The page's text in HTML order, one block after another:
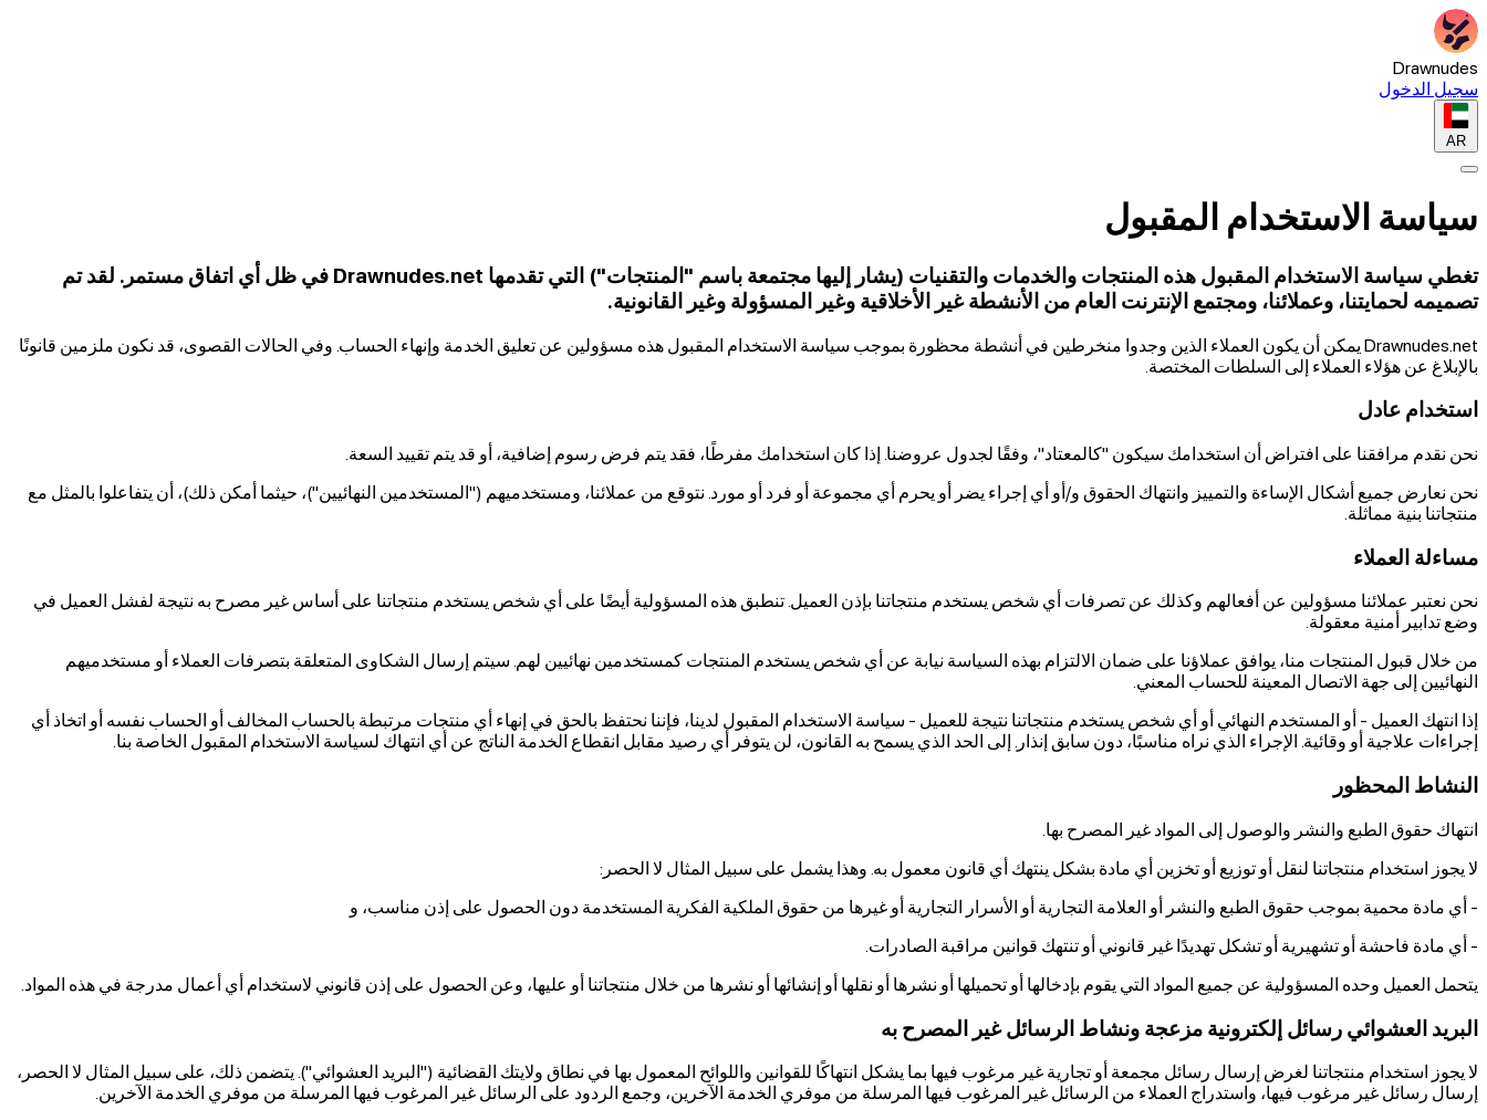
Drawnudes
سجيل الدخول
AR
سياسة الاستخدام المقبول
تغطي سياسة الاستخدام المقبول هذه المنتجات والخدمات والتقنيات (يشار إليها مجتمعة باسم "المنتجات") التي تقدمها Drawnudes.net في ظل أي اتفاق مستمر. لقد تم
تصميمه لحمايتنا، وعملائنا، ومجتمع الإنترنت العام من الأنشطة غير الأخلاقية وغير المسؤولة وغير القانونية.
Drawnudes.net يمكن أن يكون العملاء الذين وجدوا منخرطين في أنشطة محظورة بموجب سياسة الاستخدام المقبول هذه مسؤولين عن تعليق الخدمة وإنهاء الحساب. وفي الحالات القصوى، قد نكون ملزمين قانونًا
بالإبلاغ عن هؤلاء العملاء إلى السلطات المختصة.
استخدام عادل
نحن نقدم مرافقنا على افتراض أن استخدامك سيكون "كالمعتاد"، وفقًا لجدول عروضنا. إذا كان استخدامك مفرطًا، فقد يتم فرض رسوم إضافية، أو قد يتم تقييد السعة.
نحن نعارض جميع أشكال الإساءة والتمييز وانتهاك الحقوق و/أو أي إجراء يضر أو يحرم أي مجموعة أو فرد أو مورد. نتوقع من عملائنا، ومستخدميهم ("المستخدمين النهائيين")، حيثما أمكن ذلك)، أن يتفاعلوا بالمثل مع
منتجاتنا بنية مماثلة.
مساءلة العملاء
نحن نعتبر عملائنا مسؤولين عن أفعالهم وكذلك عن تصرفات أي شخص يستخدم منتجاتنا بإذن العميل. تنطبق هذه المسؤولية أيضًا على أي شخص يستخدم منتجاتنا على أساس غير مصرح به نتيجة لفشل العميل في
وضع تدابير أمنية معقولة.
من خلال قبول المنتجات منا، يوافق عملاؤنا على ضمان الالتزام بهذه السياسة نيابة عن أي شخص يستخدم المنتجات كمستخدمين نهائيين لهم. سيتم إرسال الشكاوى المتعلقة بتصرفات العملاء أو مستخدميهم
النهائيين إلى جهة الاتصال المعينة للحساب المعني.
إذا انتهك العميل - أو المستخدم النهائي أو أي شخص يستخدم منتجاتنا نتيجة للعميل - سياسة الاستخدام المقبول لدينا، فإننا نحتفظ بالحق في إنهاء أي منتجات مرتبطة بالحساب المخالف أو الحساب نفسه أو اتخاذ أي
إجراءات علاجية أو وقائية. الإجراء الذي نراه مناسبًا، دون سابق إنذار. إلى الحد الذي يسمح به القانون، لن يتوفر أي رصيد مقابل انقطاع الخدمة الناتج عن أي انتهاك لسياسة الاستخدام المقبول الخاصة بنا.
النشاط المحظور
انتهاك حقوق الطبع والنشر والوصول إلى المواد غير المصرح بها.
لا يجوز استخدام منتجاتنا لنقل أو توزيع أو تخزين أي مادة بشكل ينتهك أي قانون معمول به. وهذا يشمل على سبيل المثال لا الحصر:
- أي مادة محمية بموجب حقوق الطبع والنشر أو العلامة التجارية أو الأسرار التجارية أو غيرها من حقوق الملكية الفكرية المستخدمة دون الحصول على إذن مناسب، و
- أي مادة فاحشة أو تشهيرية أو تشكل تهديدًا غير قانوني أو تنتهك قوانين مراقبة الصادرات.
يتحمل العميل وحده المسؤولية عن جميع المواد التي يقوم بإدخالها أو تحميلها أو نشرها أو نقلها أو إنشائها أو نشرها من خلال منتجاتنا أو عليها، وعن الحصول على إذن قانوني لاستخدام أي أعمال مدرجة في هذه المواد.
البريد العشوائي رسائل إلكترونية مزعجة ونشاط الرسائل غير المصرح به
لا يجوز استخدام منتجاتنا لغرض إرسال رسائل مجمعة أو تجارية غير مرغوب فيها بما يشكل انتهاكًا للقوانين واللوائح المعمول بها في نطاق ولايتك القضائية ("البريد العشوائي"). يتضمن ذلك، على سبيل المثال لا الحصر،
إرسال رسائل غير مرغوب فيها، واستدراج العملاء من الرسائل غير المرغوب فيها المرسلة من موفري الخدمة الآخرين، وجمع الردود على الرسائل غير المرغوب فيها المرسلة من موفري الخدمة الآخرين.